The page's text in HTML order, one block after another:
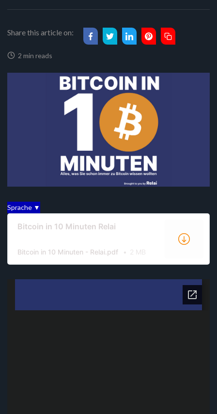
Share this article on:
2 min reads
Sprache ▼
Bitcoin in 10 Minuten Relai
Bitcoin in 10 Minuten - Relai.pdf 2 MB